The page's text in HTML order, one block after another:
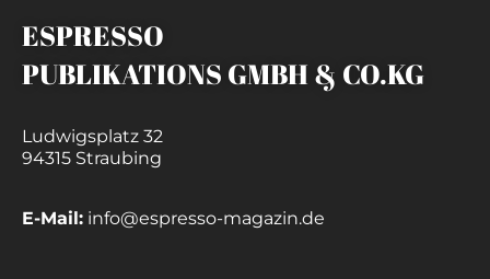
ESPRESSO
PUBLIKATIONS GMBH & CO.KG
Ludwigsplatz 32
94315 Straubing
E-Mail: info@espresso-magazin.de